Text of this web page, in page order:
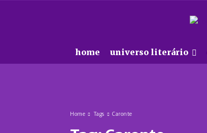
home universo literário
Home Tags Caronte